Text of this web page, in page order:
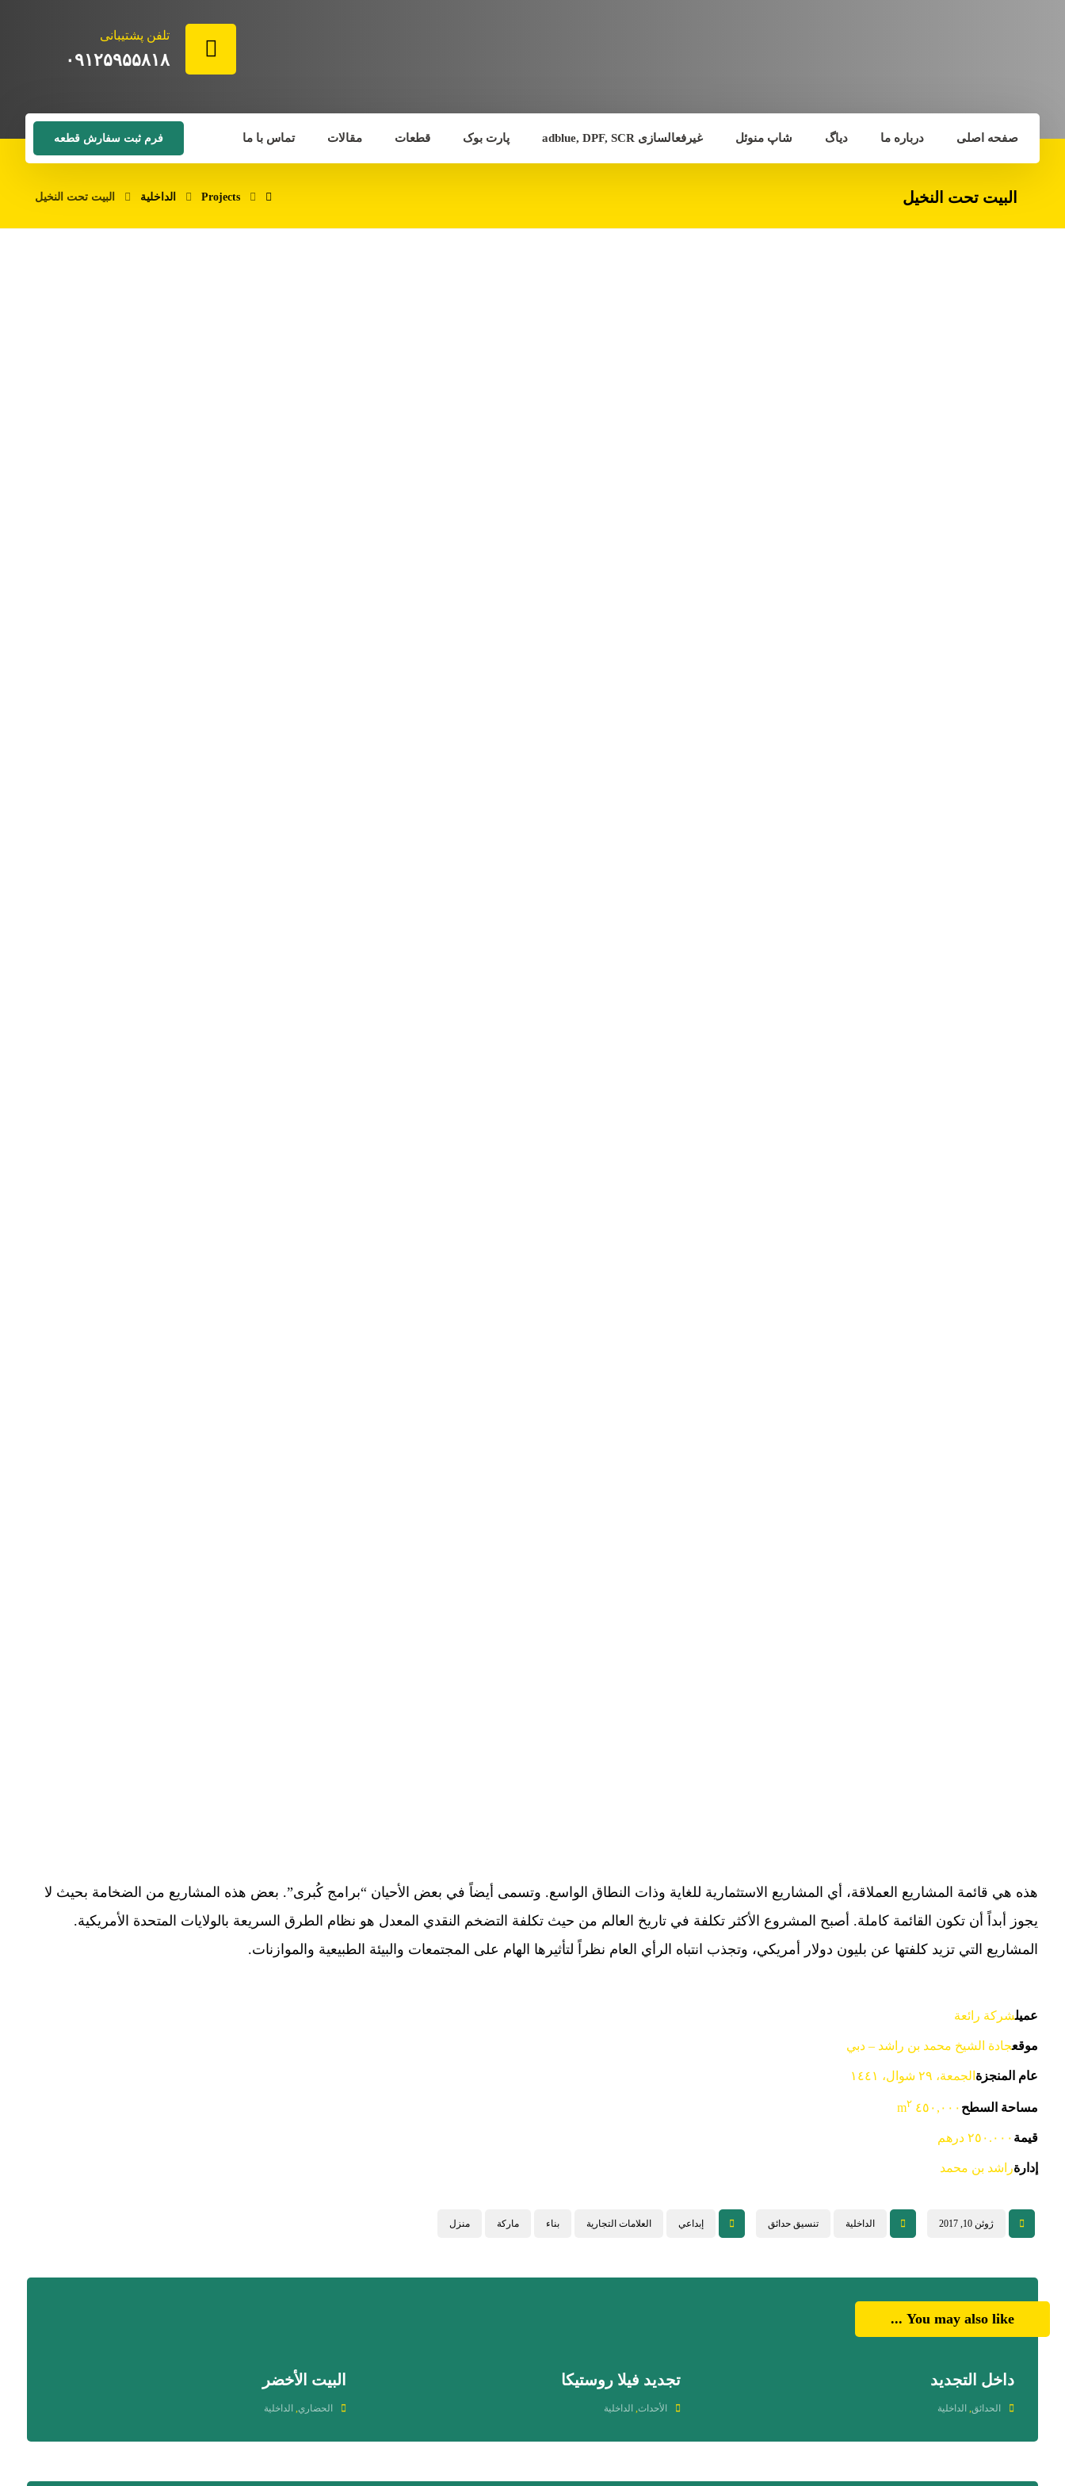
تلفن پشتیبانی
۰۹۱۲۵۹۵۵۸۱۸
صفحه اصلی درباره ما دیاگ شاپ منوئل غیرفعالسازی adblue, DPF, SCR پارت بوک قطعات مقالات تماس با ما فرم ثبت سفارش قطعه
البيت تحت النخيل Projects الداخلية البيت تحت النخيل
هذه هي قائمة المشاريع العملاقة، أي المشاريع الاستثمارية للغاية وذات النطاق الواسع. وتسمى أيضاً في بعض الأحيان “برامج كُبرى”. بعض هذه المشاريع من الضخامة بحيث لا
يجوز أبداً أن تكون القائمة كاملة. أصبح المشروع الأكثر تكلفة في تاريخ العالم من حيث تكلفة التضخم النقدي المعدل هو نظام الطرق السريعة بالولايات المتحدة الأمريكية.
المشاريع التي تزيد كلفتها عن بليون دولار أمريكي، وتجذب انتباه الرأي العام نظراً لتأثيرها الهام على المجتمعات والبيئة الطبيعية والموازنات.
عميلشركة رائعة
موقعجادة الشيخ محمد بن راشد – دبي
عام المنجزة الجمعة، ٢٩ شوال، ١٤٤١
مساحة السطح ٤٥٠,٠٠٠ m ٢
قيمة ٢٥٠.٠٠٠ درهم
إدارةراشد بن محمد
ژوئن 10, 2017 الداخلية تنسيق حدائق إبداعي العلامات التجارية بناء ماركة منزل
You may also like ...
داخل التجديد
الحدائق, الداخلية
تجديد فيلا روستيكا
الأحداث, الداخلية
البيت الأخضر
الحضاري, الداخلية